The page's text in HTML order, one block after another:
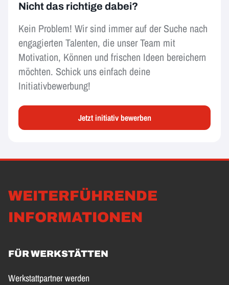
Nicht das richtige dabei?
Kein Problem! Wir sind immer auf der Suche nach
engagierten Talenten, die unser Team mit
Motivation, Können und frischen Ideen bereichern
möchten. Schick uns einfach deine
Initiativbewerbung!
Jetzt initiativ bewerben
WEITERFÜHRENDE
INFORMATIONEN
FÜR WERKSTÄTTEN
Werkstattpartner werden